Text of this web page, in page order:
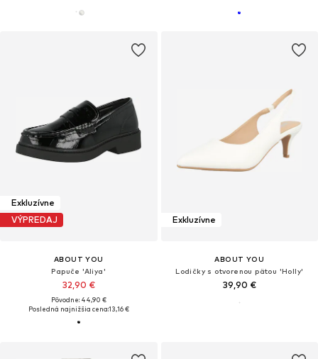
Exkluzívne
VÝPREDAJ
ABOUT YOU
Papuče 'Aliya'
32,90 €
Pôvodne: 44,90 €
Posledná najnižšia cena:13,16 €
Exkluzívne
ABOUT YOU
Lodičky s otvorenou pätou 'Holly'
39,90 €